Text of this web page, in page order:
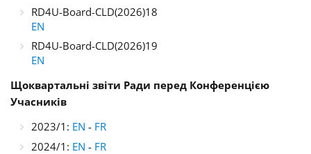
RD4U-Board-CLD(2026)18
EN
RD4U-Board-CLD(2026)19
EN
Щоквартальні звіти Ради перед Конференцією
Учасників
2023/1: EN - FR
2024/1: EN - FR